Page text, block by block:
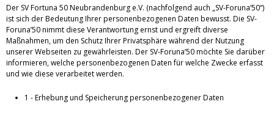
Der SV Fortuna 50 Neubrandenburg e.V. (nachfolgend auch „SV-Foruna‘50“)
ist sich der Bedeutung Ihrer personenbezogenen Daten bewusst. Die SV-
Foruna’50 nimmt diese Verantwortung ernst und ergreift diverse
Maßnahmen, um den Schutz Ihrer Privatsphäre während der Nutzung
unserer Webseiten zu gewährleisten. Der SV-Foruna’50 möchte Sie darüber
informieren, welche personenbezogenen Daten für welche Zwecke erfasst
und wie diese verarbeitet werden.
1 - Erhebung und Speicherung personenbezogener Daten